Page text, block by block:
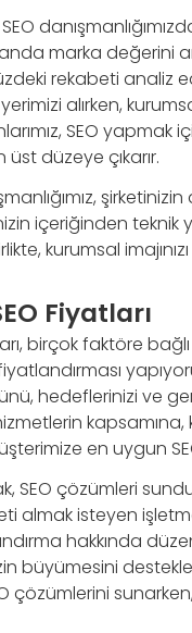
marka değerini
rekabeti analiz
alırken,
SEO
düzeye çıkarır.
içeriğinden teknik
kurumsal
Fiyatları
birçok faktöre
hedeflerinizi ve
kapsamına,
en uygun
SEO çözümleri
almak isteyen
hakkında
büyümesini
çözümlerini